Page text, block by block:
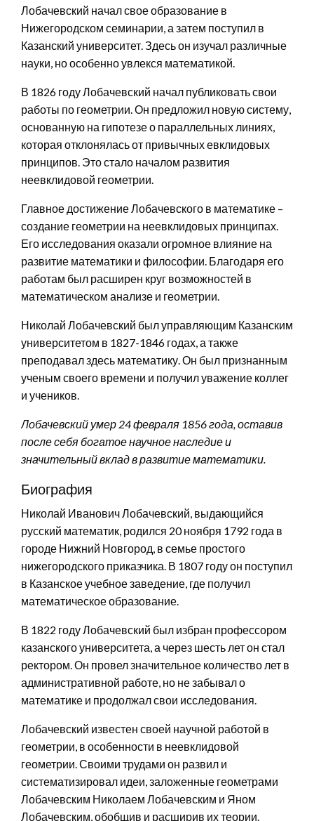
Лобачевский начал свое образование в
Нижегородском семинарии, а затем поступил в
Казанский университет. Здесь он изучал различные
науки, но особенно увлекся математикой.
В 1826 году Лобачевский начал публиковать свои
работы по геометрии. Он предложил новую систему,
основанную на гипотезе о параллельных линиях,
которая отклонялась от привычных евклидовых
принципов. Это стало началом развития
неевклидовой геометрии.
Главное достижение Лобачевского в математике –
создание геометрии на неевклидовых принципах.
Его исследования оказали огромное влияние на
развитие математики и философии. Благодаря его
работам был расширен круг возможностей в
математическом анализе и геометрии.
Николай Лобачевский был управляющим Казанским
университетом в 1827-1846 годах, а также
преподавал здесь математику. Он был признанным
ученым своего времени и получил уважение коллег
и учеников.
Лобачевский умер 24 февраля 1856 года, оставив
после себя богатое научное наследие и
значительный вклад в развитие математики.
Биография
Николай Иванович Лобачевский, выдающийся
русский математик, родился 20 ноября 1792 года в
городе Нижний Новгород, в семье простого
нижегородского приказчика. В 1807 году он поступил
в Казанское учебное заведение, где получил
математическое образование.
В 1822 году Лобачевский был избран профессором
казанского университета, а через шесть лет он стал
ректором. Он провел значительное количество лет в
административной работе, но не забывал о
математике и продолжал свои исследования.
Лобачевский известен своей научной работой в
геометрии, в особенности в неевклидовой
геометрии. Своими трудами он развил и
систематизировал идеи, заложенные геометрами
Лобачевским Николаем Лобачевским и Яном
Лобачевским, обобщив и расширив их теории.